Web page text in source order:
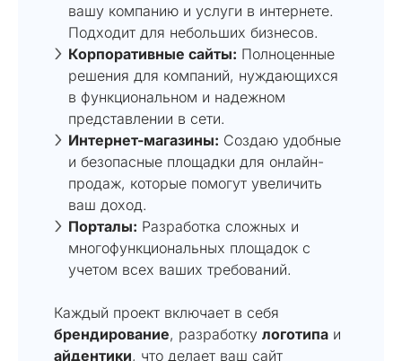
вашу компанию и услуги в интернете.
Подходит для небольших бизнесов.
Корпоративные сайты: Полноценные
решения для компаний, нуждающихся
в функциональном и надежном
представлении в сети.
Интернет-магазины: Создаю удобные
и безопасные площадки для онлайн-
продаж, которые помогут увеличить
ваш доход.
Порталы: Разработка сложных и
многофункциональных площадок с
учетом всех ваших требований.
Каждый проект включает в себя
брендирование, разработку логотипа и
айдентики, что делает ваш сайт